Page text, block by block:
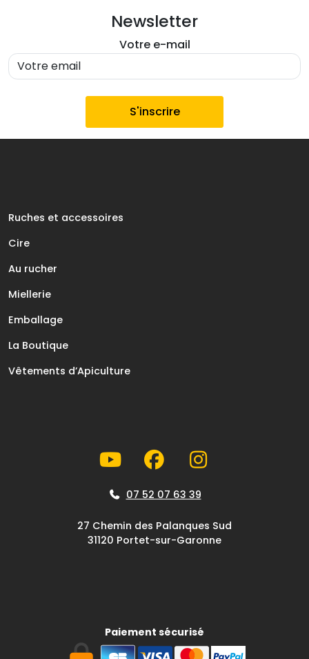
Newsletter
Votre e-mail
Ruches et accessoires
Cire
Au rucher
Miellerie
Emballage
La Boutique
Vêtements d’Apiculture
07 52 07 63 39
27 Chemin des Palanques Sud
31120 Portet-sur-Garonne
Paiement sécurisé